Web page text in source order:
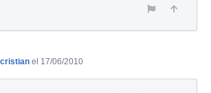
el 17/06/2010